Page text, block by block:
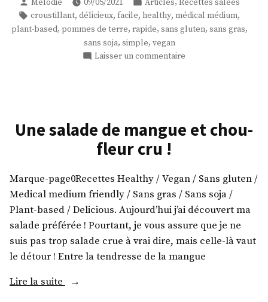
de
pomme
de
terre
par
dans
Étiquettes :
croustillant, délicieux, facile, healthy, médical médium,
plant-based, pommes de terre, rapide, sans gluten, sans gras,
sans soja, simple, vegan
Laisser un commentaire
terre
Une salade de mangue et chou-
fleur cru !
Marque-page0Recettes Healthy / Vegan / Sans gluten /
Medical medium friendly / Sans gras / Sans soja /
Plant-based / Delicious. Aujourd’hui j’ai découvert ma
salade préférée ! Pourtant, je vous assure que je ne
suis pas trop salade crue à vrai dire, mais celle-là vaut
le détour ! Entre la tendresse de la mangue
Lire la suite
« Une